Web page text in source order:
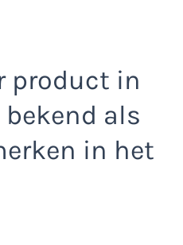
product in
als
in het